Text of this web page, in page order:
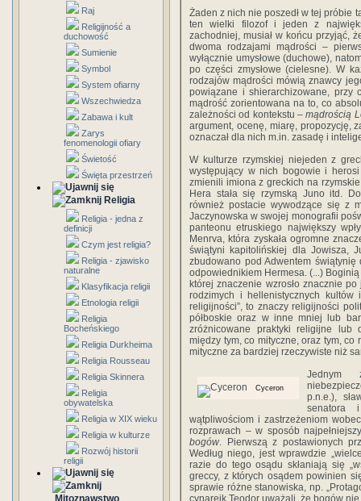
Raj
Religijność a
duchowość
Sumienie
Symbol
System ofiarny
Wszechwiedza
Zabawa i kult
Zarys
fenomenologii ofiary
Świetość
Święta przestrzeń
Religia
Religia - jedna z
definicji
Czym jest religia?
Religia - zjawisko
naturalne
Klasyfikacja religii
Etnologia religii
Religia
Bocheńskiego
Religia Durkheima
Religia Rousseau
Religia Skinnera
Religia
obywatelska
Religia w XIX wieku
Religia w kulturze
Rozwój historii
religii
Mitoznawstwo
Żaden z nich nie poszedł w tej próbie
ten wielki filozof i jeden z
zachodniej, musiał w końcu przyjąć,
dwoma rodzajami mądrości –
wyłącznie umysłowe (duchowe),
po części zmysłowe (cielesne). W
rodzajów mądrości mówią znawcy
powiązane i shierarchizowane, przy
mądrość zorientowana na to, co
zależności od kontekstu –mądrością
argument, ocenę, miarę, propozycję,
oznaczał dla nich m.in. zasadę i
W kulturze rzymskiej niejeden z
występujący w nich bogowie i
zmienili imiona z greckich na
Hera stała się rzymską Juno itd.
również postacie wywodzące się z
Jaczynowska w swojej monografii
panteonu etruskiego największy
Menrva, która zyskała ogromne
świątyni kapitolińskiej dla Jowisza,
zbudowano pod Adwentem
odpowiednikiem Hermesa. (...)
której znaczenie wzrosło znacznie
rodzimych i hellenistycznych kultów
religijności”, to znaczy religijności
półboskie oraz w inne mniej lub
zróżnicowane praktyki religijne lub
między tym, co mityczne, oraz tym,
mityczne za bardziej rzeczywiste niż
Cyceron
Jednym
p.n.e.),
senatora
wątpliwościom i zastrzeżeniom
rozprawach – w sposób
bogów. Pierwszą z postawionych
Według niego, jest wprawdzie
razie do tego osądu skłaniają się
greccy, z których osądem powinien
sprawie różne stanowiska, np.
cynareik Teodor uważali, że bogów nie